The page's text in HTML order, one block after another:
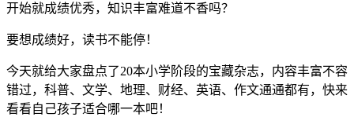
开始就成绩优秀，知识丰富难道不香吗？
要想成绩好，读书不能停！
今天就给大家盘点了20本小学阶段的宝藏杂志，内容丰富不容
错过，科普、文学、地理、财经、英语、作文通通都有，快来
看看自己孩子适合哪一本吧！